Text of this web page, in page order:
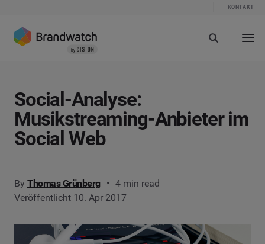
KONTAKT
Social-Analyse:
Musikstreaming-Anbieter im
Social Web
By Thomas Grünberg
4 min read
Veröffentlicht 10. Apr 2017